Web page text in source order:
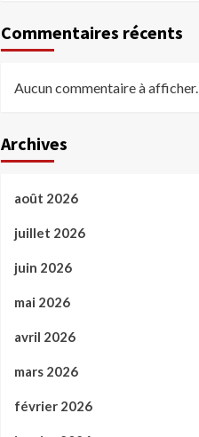
Commentaires récents
Aucun commentaire à afficher.
Archives
août 2026
juillet 2026
juin 2026
mai 2026
avril 2026
mars 2026
février 2026